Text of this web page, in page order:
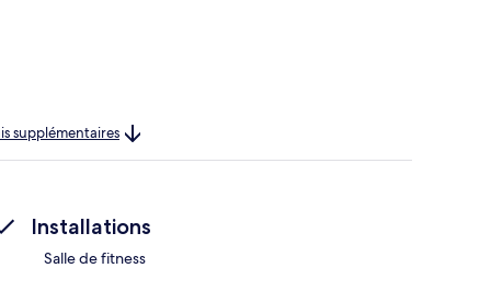
supplémentaires
Installations
Salle de fitness